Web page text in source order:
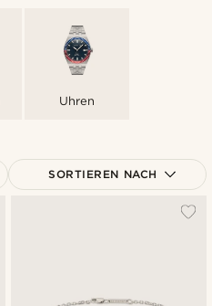
Uhren
SORTIEREN NACH